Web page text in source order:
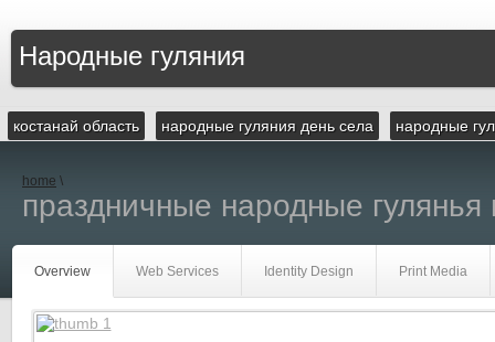
Народные гуляния
костанай область народные гуляния день села народные
home \
праздничные народные гулянья
Overview Web Services Identity Design Print Media